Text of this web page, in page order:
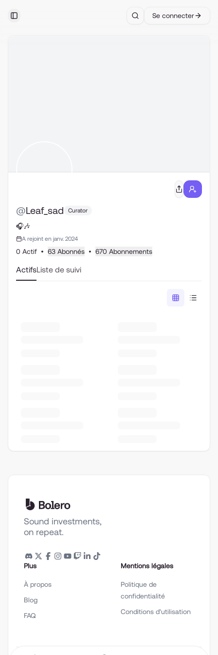
Toggle Sidebar Search
Se connecter
@Leaf_sad Curator
🎧🎶
A rejoint en janv. 2024
0 Actif • 63 Abonnés • 670 Abonnements
ActifsListe de suivi
Sound investments,
on repeat.
Plus
À propos
Blog
FAQ
Mentions légales
Politique de
confidentialité
Conditions d'utilisation